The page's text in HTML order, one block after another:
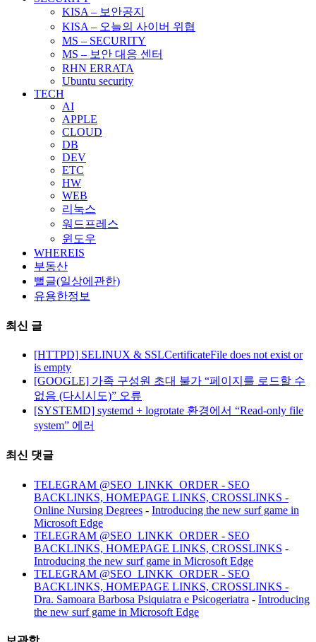
KISA – 보안공지
KISA – 오늘의 사이버 위협
MS – SECURITY
MS – 보안 대응 센터
RHN ERRATA
Ubuntu security
TECH
AI
APPLE
CLOUD
DB
DEV
ETC
HW
WEB
리눅스
워드프레스
윈도우
WHEREIS
부동산
뻘글(일상에관한)
유용한정보
최신 글
[HTTPD] SELINUX & SSLCertificateFile does not exist or
is empty
[GOOGLE] 가족 구성원 초대 불가 “페이지를 로드할 수
없음 (다시시도)” 오류
[SYSTEMD] systemd + logrotate 환경에서 “Read-only file
system” 에러
최신 댓글
TELEGRAM @SEO_LINKK_ORDER - SEO
BACKLINKS, HOMEPAGE LINKS, CROSSLINKS -
Online Nursing Degrees - Introducing the new surf game in
Microsoft Edge
TELEGRAM @SEO_LINKK_ORDER - SEO
BACKLINKS, HOMEPAGE LINKS, CROSSLINKS -
Introducing the new surf game in Microsoft Edge
TELEGRAM @SEO_LINKK_ORDER - SEO
BACKLINKS, HOMEPAGE LINKS, CROSSLINKS -
Dra. Samoara Barbosa Psiquiatra e Psicogeriatra - Introducing
the new surf game in Microsoft Edge